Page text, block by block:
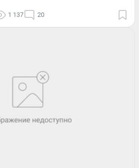
1 137 20